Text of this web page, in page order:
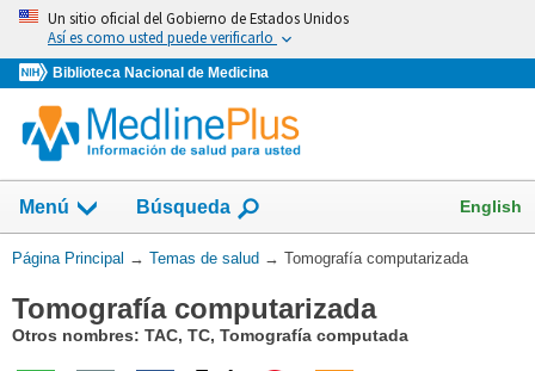
Omita
vaya
al
Contenido
Un sitio oficial del Gobierno de Estados Unidos
Así es como usted puede verificarlo
Biblioteca Nacional de Medicina
Menú
Mostrar
campo
de
Búsqueda English
Usted
aquí:
Página Principal → Temas de salud → Tomografía computarizada
Tomografía computarizada
Otros nombres: TAC, TC, Tomografía computada